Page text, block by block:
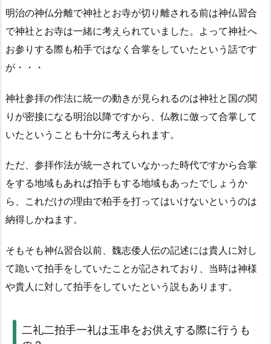
明治の神仏分離で神社とお寺が切り離される前は神仏習合
で神社とお寺は一緒に考えられていました。よって神社へ
お参りする際も柏手ではなく合掌をしていたという話です
が・・・
神社参拝の作法に統一の動きが見られるのは神社と国の関
りが密接になる明治以降ですから、仏教に倣って合掌して
いたということも十分に考えられます。
ただ、参拝作法が統一されていなかった時代ですから合掌
をする地域もあれば拍手もする地域もあったでしょうか
ら、これだけの理由で柏手を打ってはいけないというのは
納得しかねます。
そもそも神仏習合以前、魏志倭人伝の記述には貴人に対し
て跪いて拍手をしていたことが記されており、当時は神様
や貴人に対して拍手をしていたという説もあります。
二礼二拍手一礼は玉串をお供えする際に行うも